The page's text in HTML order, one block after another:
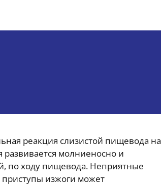
реакция слизистой пищевода на
молниеносно и
по ходу пищевода. Неприятные
изжоги может